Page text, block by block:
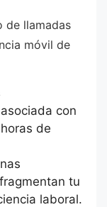
de llamadas
móvil de
con
de
tu
laboral.